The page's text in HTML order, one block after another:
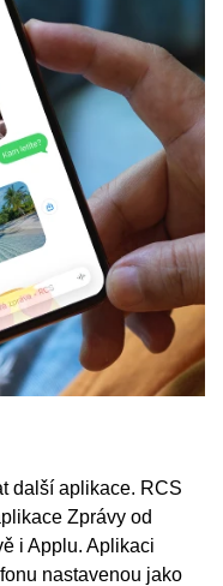
další aplikace. RCS
Zprávy od
i Applu. Aplikaci
nastavenou jako